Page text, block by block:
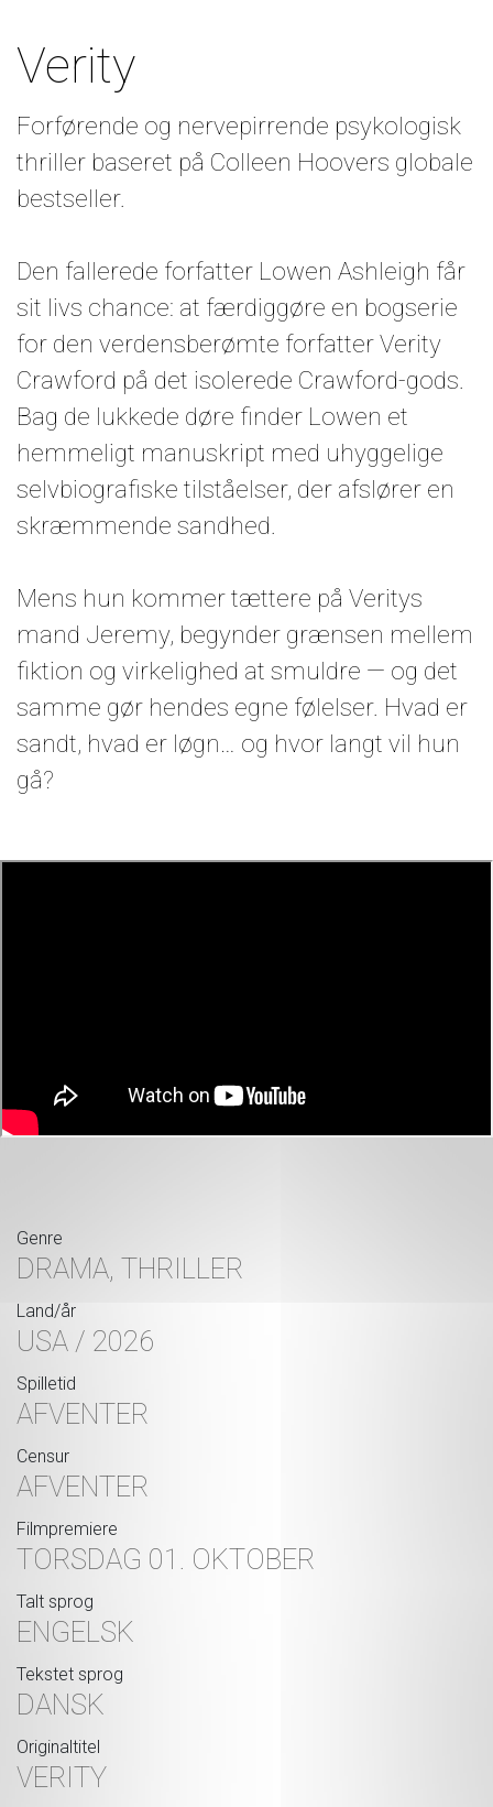
Verity
Forførende og nervepirrende psykologisk
thriller baseret på Colleen Hoovers globale
bestseller.
Den fallerede forfatter Lowen Ashleigh får
sit livs chance: at færdiggøre en bogserie
for den verdensberømte forfatter Verity
Crawford på det isolerede Crawford-gods.
Bag de lukkede døre finder Lowen et
hemmeligt manuskript med uhyggelige
selvbiografiske tilståelser, der afslører en
skræmmende sandhed.
Mens hun kommer tættere på Veritys
mand Jeremy, begynder grænsen mellem
fiktion og virkelighed at smuldre — og det
samme gør hendes egne følelser. Hvad er
sandt, hvad er løgn… og hvor langt vil hun
gå?
Genre
DRAMA, THRILLER
Land/år
USA / 2026
Spilletid
AFVENTER
Censur
AFVENTER
Filmpremiere
TORSDAG 01. OKTOBER
Talt sprog
ENGELSK
Tekstet sprog
DANSK
Originaltitel
VERITY